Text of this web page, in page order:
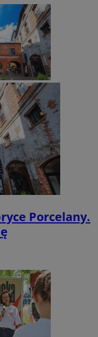
Porcelany.